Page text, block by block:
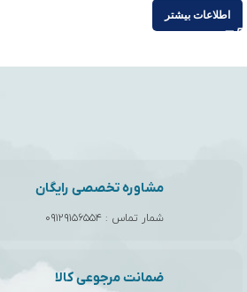
اطلاعات بیشتر
مشاوره تخصصی رایگان
شمار تماس : ۰۹۱۲۹۱۵۶۵۵۴
ضمانت مرجوعی کالا